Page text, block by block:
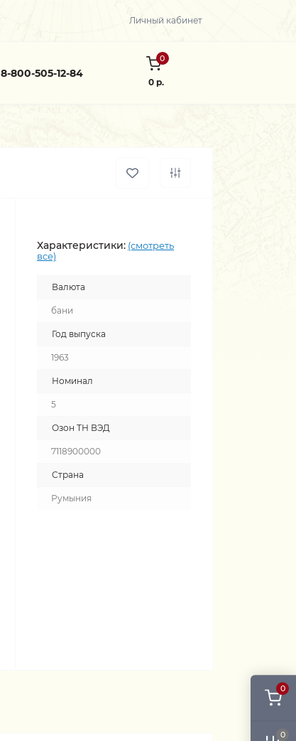
0
0
Личный кабинет
8-800-505-12-84
0
0 р.
Характеристики: (смотреть
все)
Валюта
бани
Год выпуска
1963
Номинал
5
Озон ТН ВЭД
7118900000
Страна
Румыния